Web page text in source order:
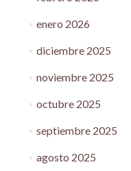
enero 2026
diciembre 2025
noviembre 2025
octubre 2025
septiembre 2025
agosto 2025